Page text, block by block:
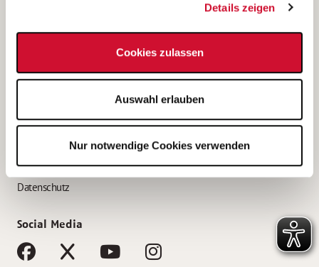
Details zeigen
Cookies zulassen
Auswahl erlauben
Nur notwendige Cookies verwenden
Bewerbung als Altenpflegehelfer*in
Bewerbung als Erzieher*in
AWO Gliederungen nach Bundesland
Impressum
Datenschutz
Social Media